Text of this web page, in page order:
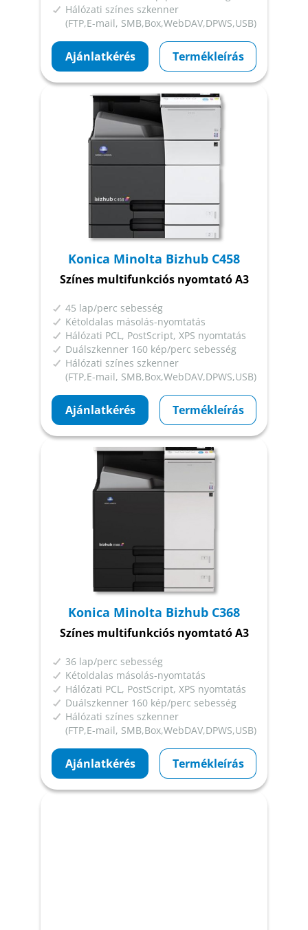
Hálózati színes szkenner
(FTP,E-mail, SMB,Box,WebDAV,DPWS,USB)
Ajánlatkérés Termékleírás
Konica Minolta Bizhub C458
Színes multifunkciós nyomtató A3
45 lap/perc sebesség
Kétoldalas másolás-nyomtatás
Hálózati PCL, PostScript, XPS nyomtatás
Duálszkenner 160 kép/perc sebesség
Hálózati színes szkenner
(FTP,E-mail, SMB,Box,WebDAV,DPWS,USB)
Ajánlatkérés Termékleírás
Konica Minolta Bizhub C368
Színes multifunkciós nyomtató A3
36 lap/perc sebesség
Kétoldalas másolás-nyomtatás
Hálózati PCL, PostScript, XPS nyomtatás
Duálszkenner 160 kép/perc sebesség
Hálózati színes szkenner
(FTP,E-mail, SMB,Box,WebDAV,DPWS,USB)
Ajánlatkérés Termékleírás